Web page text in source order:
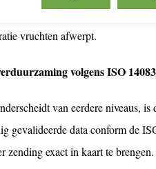
activiteiten. Voor Sanders|Fritom
vruchten afwerpt.
volgens ISO 14083
van eerdere niveaus,
gevalideerde data conform de
zending exact in kaart te brengen.